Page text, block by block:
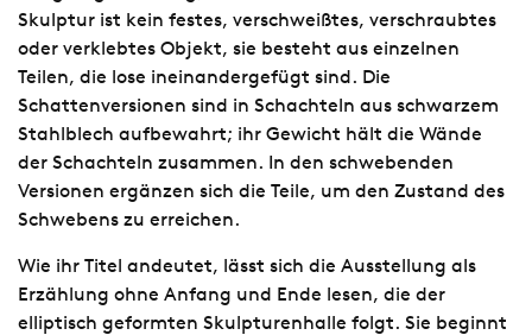
Skulptur ist kein festes, verschweißtes, verschraubtes
oder verklebtes Objekt, sie besteht aus einzelnen
Teilen, die lose ineinandergefügt sind. Die
Schattenversionen sind in Schachteln aus schwarzem
Stahlblech aufbewahrt; ihr Gewicht hält die Wände
der Schachteln zusammen. In den schwebenden
Versionen ergänzen sich die Teile, um den Zustand des
Schwebens zu erreichen.
Wie ihr Titel andeutet, lässt sich die Ausstellung als
Erzählung ohne Anfang und Ende lesen, die der
elliptisch geformten Skulpturenhalle folgt. Sie beginnt